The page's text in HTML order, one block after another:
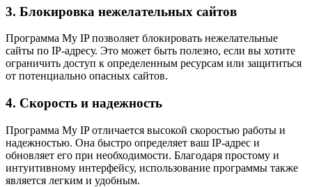
3. Блокировка нежелательных сайтов
Программа My IP позволяет блокировать нежелательные
сайты по IP-адресу. Это может быть полезно, если вы хотите
ограничить доступ к определенным ресурсам или защититься
от потенциально опасных сайтов.
4. Скорость и надежность
Программа My IP отличается высокой скоростью работы и
надежностью. Она быстро определяет ваш IP-адрес и
обновляет его при необходимости. Благодаря простому и
интуитивному интерфейсу, использование программы также
является легким и удобным.